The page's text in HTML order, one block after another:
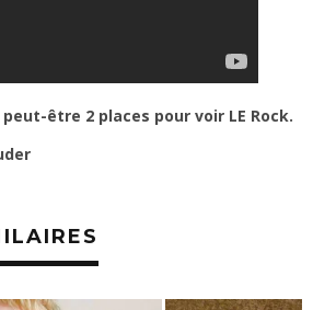
être 2 places pour voir LE Rock.